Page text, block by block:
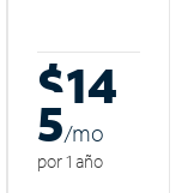
$14
5/mo
por 1 año